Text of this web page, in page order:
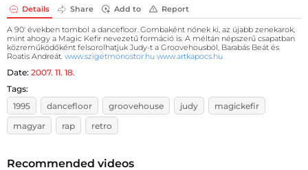
Details Share Add to Report
A 90' években tombol a dancefloor. Gombaként nőnek ki, az újabb zenekarok,
mint ahogy a Magic Kefir nevezetű formáció is. A méltán népszerű csapatban
közreműködőként felsorolhatjuk Judy-t a Groovehousból, Barabás Beát és
Roatis Andreát. www.szigetmonostor.hu www.artkapocs.hu
Date: 2007. 11. 18.
Tags:
1995
dancefloor groovehouse judy
magickefir
magyar
rap retro
Recommended videos